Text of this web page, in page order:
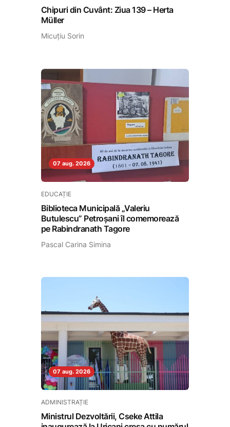
Chipuri din Cuvânt: Ziua 139 – Herta
Müller
Micuțiu Sorin
07 aug. 2026
EDUCAȚIE
Biblioteca Municipală „Valeriu
Butulescu” Petroșani îl comemorează
pe Rabindranath Tagore
Pascal Carina Simina
07 aug. 2026
ADMINISTRAȚIE
Ministrul Dezvoltării, Cseke Attila